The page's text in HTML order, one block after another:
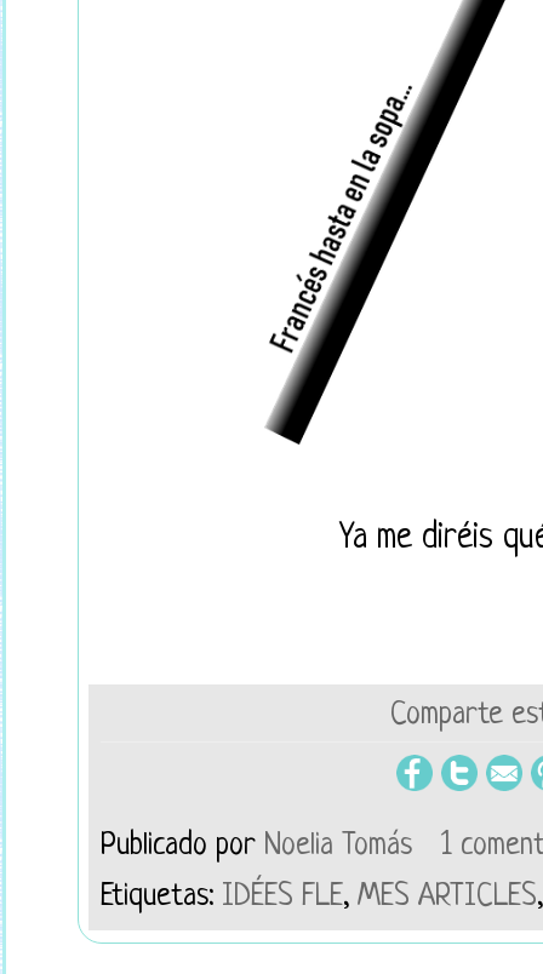
Ya me diréis
Comparte
Publicado por Noelia Tomás
1
Etiquetas: IDÉES FLE, MES ARTICLES